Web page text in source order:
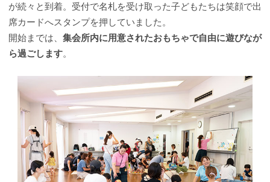
が続々と到着。受付で名札を受け取った子どもたちは笑顔で出
席カードへスタンプを押していました。
開始までは、 集会所内に用意されたおもちゃで自由に遊びなが
ら過ごします。